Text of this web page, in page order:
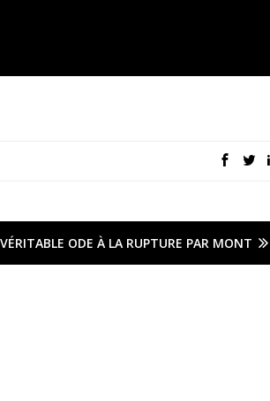
VÉRITABLE ODE À LA RUPTURE PAR MONT